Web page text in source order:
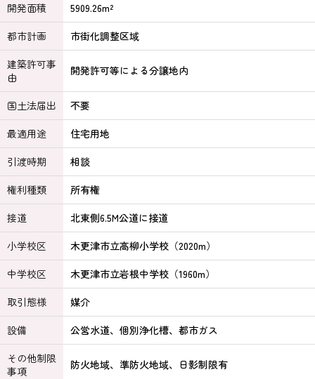
開発面積
5909.26m²
都市計画
市街化調整区域
建築許可事
由
開発許可等による分譲地内
国土法届出
不要
最適用途
住宅用地
引渡時期
相談
権利種類
所有権
接道
北東側6.5M公道に接道
小学校区
木更津市立高柳小学校（2020m）
中学校区
木更津市立岩根中学校（1960m）
取引態様
媒介
設備
公営水道、個別浄化槽、都市ガス
その他制限
事項
防火地域、準防火地域、日影制限有